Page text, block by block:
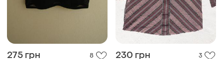
275 грн 8 230 грн 3